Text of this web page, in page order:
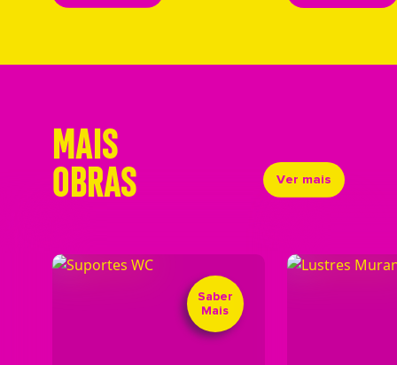
MAIS
OBRAS Ver mais
Saber
Mais